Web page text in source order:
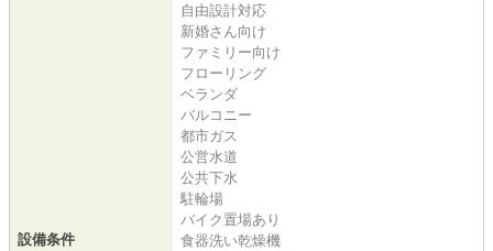
設備条件
自由設計対応
新婚さん向け
ファミリー向け
フローリング
ベランダ
バルコニー
都市ガス
公営水道
公共下水
駐輪場
バイク置場あり
食器洗い乾燥機